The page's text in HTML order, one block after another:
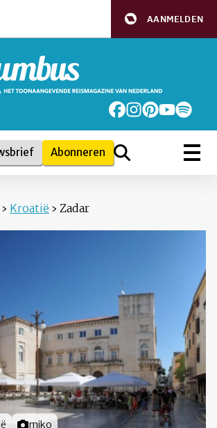
AANMELDEN
Abonneren
› Kroatië › Zadar
Foto door
miko